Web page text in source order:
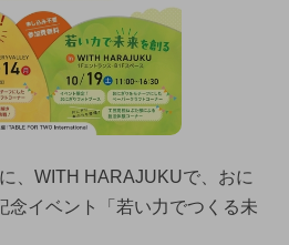
、WITH HARAJUKUで、おに
念イベント「若い力でつくる未